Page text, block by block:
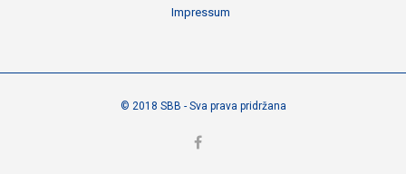
Impressum
© 2018 SBB - Sva prava pridržana